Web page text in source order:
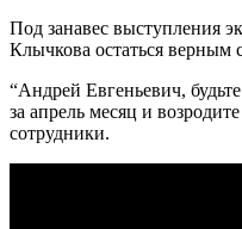
Под занавес выступления
Клычкова остаться верным
“Андрей Евгеньевич,
за апрель месяц и
сотрудники.